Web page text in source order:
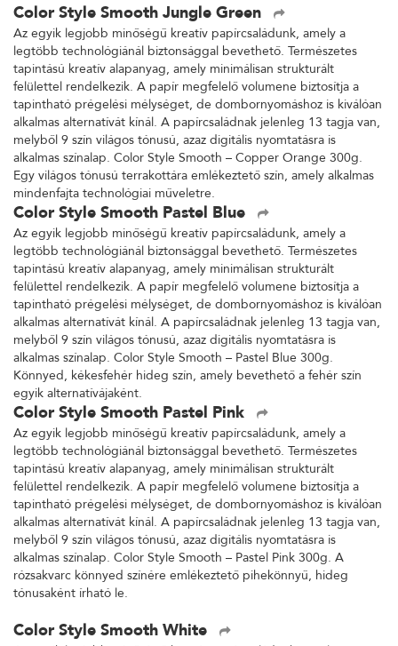
Color Style Smooth Jungle Green
Az egyik legjobb minőségű kreatív papírcsaládunk, amely a
legtöbb technológiánál biztonsággal bevethető. Természetes
tapintású kreatív alapanyag, amely minimálisan strukturált
felülettel rendelkezik. A papír megfelelő volumene biztosítja a
tapintható prégelési mélységet, de dombornyomáshoz is kiválóan
alkalmas alternatívát kínál. A papírcsaládnak jelenleg 13 tagja van,
melyből 9 szín világos tónusú, azaz digitális nyomtatásra is
alkalmas színalap. Color Style Smooth – Copper Orange 300g.
Egy világos tónusú terrakottára emlékeztető szín, amely alkalmas
mindenfajta technológiai műveletre.
Color Style Smooth Pastel Blue
Az egyik legjobb minőségű kreatív papírcsaládunk, amely a
legtöbb technológiánál biztonsággal bevethető. Természetes
tapintású kreatív alapanyag, amely minimálisan strukturált
felülettel rendelkezik. A papír megfelelő volumene biztosítja a
tapintható prégelési mélységet, de dombornyomáshoz is kiválóan
alkalmas alternatívát kínál. A papírcsaládnak jelenleg 13 tagja van,
melyből 9 szín világos tónusú, azaz digitális nyomtatásra is
alkalmas színalap. Color Style Smooth – Pastel Blue 300g.
Könnyed, kékesfehér hideg szín, amely bevethető a fehér szín
egyik alternatívájaként.
Color Style Smooth Pastel Pink
Az egyik legjobb minőségű kreatív papírcsaládunk, amely a
legtöbb technológiánál biztonsággal bevethető. Természetes
tapintású kreatív alapanyag, amely minimálisan strukturált
felülettel rendelkezik. A papír megfelelő volumene biztosítja a
tapintható prégelési mélységet, de dombornyomáshoz is kiválóan
alkalmas alternatívát kínál. A papírcsaládnak jelenleg 13 tagja van,
melyből 9 szín világos tónusú, azaz digitális nyomtatásra is
alkalmas színalap. Color Style Smooth – Pastel Pink 300g. A
rózsakvarc könnyed színére emlékeztető pihekönnyű, hideg
tónusaként írható le.
Color Style Smooth White